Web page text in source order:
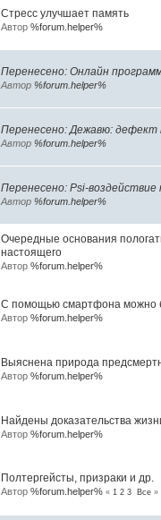
Стресс улучшает память
Автор %forum.helper%
Перенесено: Онлайн
Автор %forum.helper%
Перенесено: Дежавю: дефект
Автор %forum.helper%
Перенесено: Psi-
Автор %forum.helper%
Очередные основания
настоящего
Автор %forum.helper%
С помощью смартфона можно
Автор %forum.helper%
Выяснена природа
Автор %forum.helper%
Найдены доказательства
Автор %forum.helper%
Полтергейсты, призраки и др.
Автор %forum.helper% « 1 2 3 Все »